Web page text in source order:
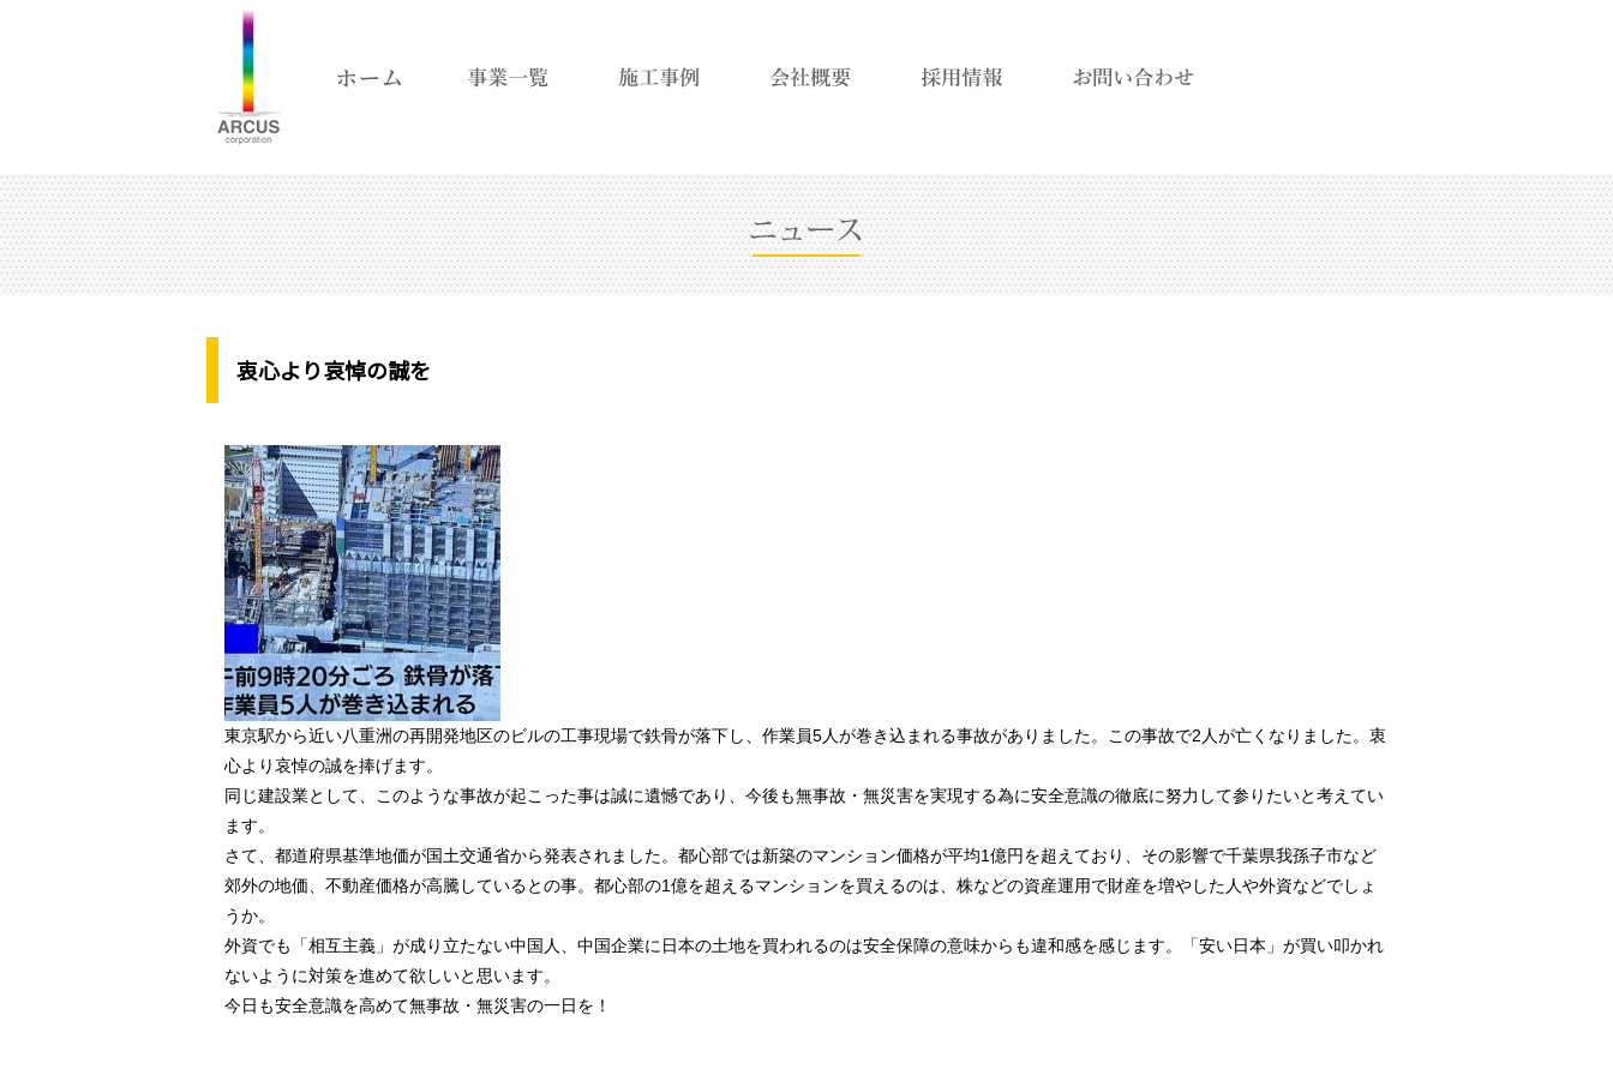
衷心より哀悼の誠を
東京駅から近い八重洲の再開発地区のビルの工事現場で鉄骨が落下し、作業員5人が巻き込まれる事故がありました。この事故で2人が亡くなりました。衷
心より哀悼の誠を捧げます。
同じ建設業として、このような事故が起こった事は誠に遺憾であり、今後も無事故・無災害を実現する為に安全意識の徹底に努力して参りたいと考えてい
ます。
さて、都道府県基準地価が国土交通省から発表されました。都心部では新築のマンション価格が平均1億円を超えており、その影響で千葉県我孫子市など
郊外の地価、不動産価格が高騰しているとの事。都心部の1億を超えるマンションを買えるのは、株などの資産運用で財産を増やした人や外資などでしょ
うか。
外資でも「相互主義」が成り立たない中国人、中国企業に日本の土地を買われるのは安全保障の意味からも違和感を感じます。「安い日本」が買い叩かれ
ないように対策を進めて欲しいと思います。
今日も安全意識を高めて無事故・無災害の一日を！